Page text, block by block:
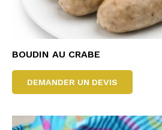
BOUDIN AU CRABE
DEMANDER UN DEVIS